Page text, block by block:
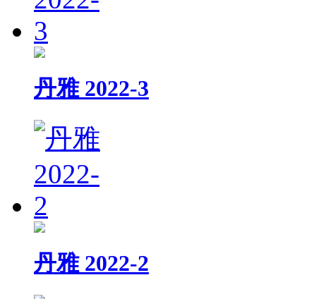
丹雅 2022-3
丹雅 2022-2